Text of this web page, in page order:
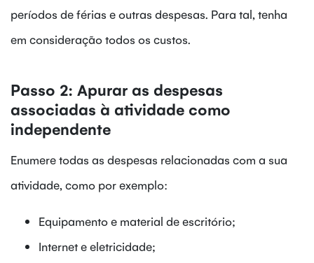
períodos de férias e outras despesas. Para tal, tenha
em consideração todos os custos.
Passo 2: Apurar as despesas
associadas à atividade como
independente
Enumere todas as despesas relacionadas com a sua
atividade, como por exemplo:
Equipamento e material de escritório;
Internet e eletricidade;
Aplique
Margem
Segurança
Para
dedicado
tarefas
administrativas,